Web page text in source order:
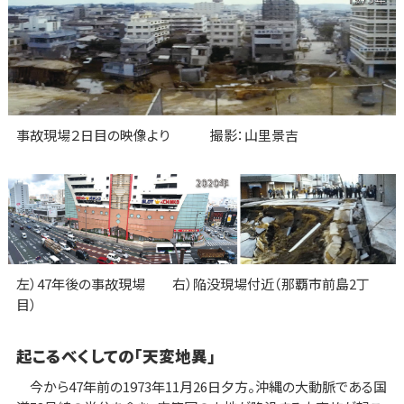
事故現場２日目の映像より 撮影：山里景吉
左）47年後の事故現場 右）陥没現場付近（那覇市前島2丁
目）
起こるべくしての「天変地異」
今から47年前の1973年11月26日夕方。沖縄の大動脈である国